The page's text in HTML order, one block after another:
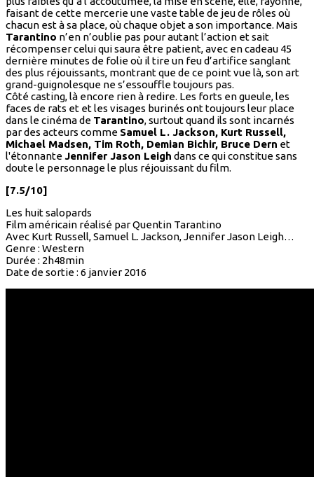
faisant de cette mercerie une vaste table de jeu de rôles où
chacun est à sa place, où chaque objet a son importance. Mais
Tarantino n’en n’oublie pas pour autant l’action et sait
récompenser celui qui saura être patient, avec en cadeau 45
dernière minutes de folie où il tire un feu d’artifice sanglant
des plus réjouissants, montrant que de ce point vue là, son art
grand-guignolesque ne s’essouffle toujours pas.
Côté casting, là encore rien à redire. Les forts en gueule, les
faces de rats et et les visages burinés ont toujours leur place
dans le cinéma de Tarantino, surtout quand ils sont incarnés
par des acteurs comme Samuel L. Jackson, Kurt Russell,
Michael Madsen, Tim Roth, Demian Bichir, Bruce Dern et
l'étonnante Jennifer Jason Leigh dans ce qui constitue sans
doute le personnage le plus réjouissant du film.
[7.5/10]
Les huit salopards
Film américain réalisé par Quentin Tarantino
Avec Kurt Russell, Samuel L. Jackson, Jennifer Jason Leigh…
Genre : Western
Durée : 2h48min
Date de sortie : 6 janvier 2016